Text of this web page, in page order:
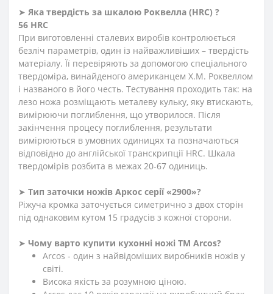
➤ Яка твердість за шкалою Роквелла (HRC) ?
56 HRC
При виготовленні сталевих виробів контролюється
безліч параметрів, один із найважливіших – твердість
матеріалу. Її перевіряють за допомогою спеціального
твердоміра, винайденого американцем Х.М. Роквеллом
і названого в його честь. Тестування проходить так: на
лезо ножа розміщають металеву кульку, яку втискають,
вимірюючи поглиблення, що утворилося. Після
закінчення процесу поглиблення, результати
вимірюються в умовних одиницях та позначаються
відповідно до англійської транскрипції HRC. Шкала
твердомірів розбита в межах 20-67 одиниць.
➤ Тип заточки ножів Аркос серії «2900»?
Ріжуча кромка заточується симетрично з двох сторін
під однаковим кутом 15 градусів з кожної сторони.
➤ Чому варто купити кухонні ножі ТМ Arcos?
Arcos - один з найвідоміших виробників ножів у
світі.
Висока якість за розумною ціною.